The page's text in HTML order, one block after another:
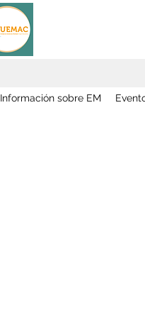
Información sobre EM